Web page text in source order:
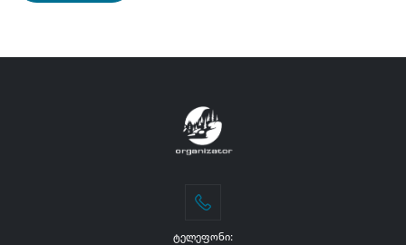
ᲢᲔᲚᲔᲤᲝᲜᲘ: